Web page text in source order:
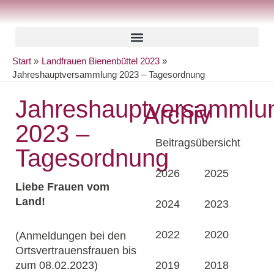
Zum
Inhalt
Start
Landfrauen Bienenbüttel 2023
Jahreshauptversammlung 2023 – Tagesordnung
2023 –
Tagesordnung
Liebe Frauen vom
Land!
(Anmeldungen bei den
Ortsvertrauensfrauen bis
zum 08.02.2023)
Archiv
Beitragsübersicht
2026 2025
2024 2023
2022 2020
2019 2018